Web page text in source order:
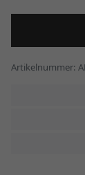
Artikelnummer: